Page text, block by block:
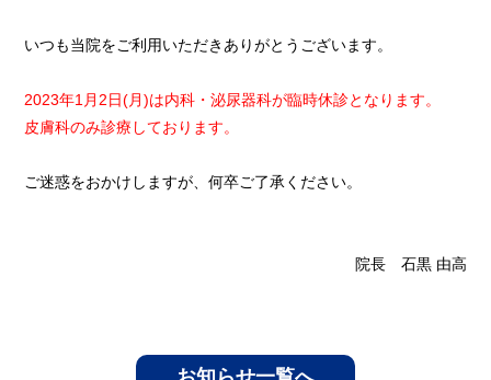
いつも当院をご利用いただきありがとうございます。
2023年1月2日(月)は内科・泌尿器科が臨時休診となります。
皮膚科のみ診療しております。
ご迷惑をおかけしますが、何卒ご了承ください。
院長 石黒 由高